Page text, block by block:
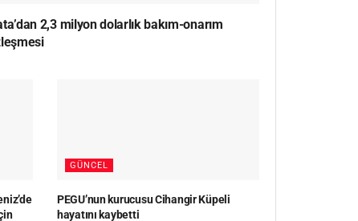
2,3 milyon dolarlık bakım-onarım
GÜNCEL
PEGU’nun kurucusu Cihangir Küpeli
hayatını kaybetti